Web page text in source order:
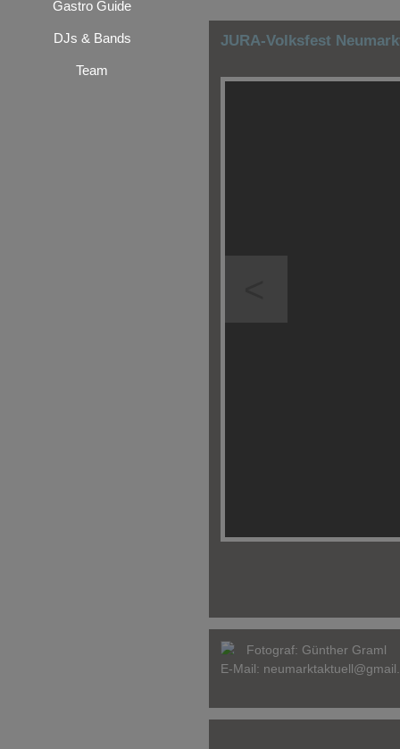
Gastro Guide
DJs & Bands
Team
JURA-Volksfest
Fotograf: Günther Graml
E-Mail: